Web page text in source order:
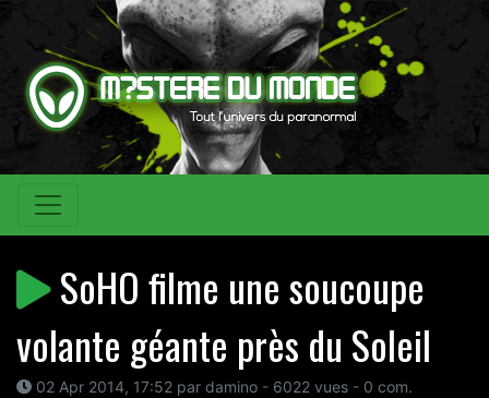
SoHO filme une soucoupe
volante géante près du Soleil
02 Apr 2014, 17:52 par damino - 6022 vues - 0 com.